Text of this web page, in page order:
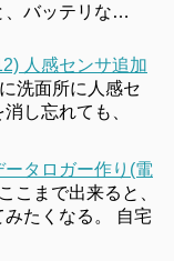
、バッテリな…
人感センサ追加
洗面所に人感セ
し忘れても、
タロガー作り(電
こまで出来ると、
たくなる。 自宅